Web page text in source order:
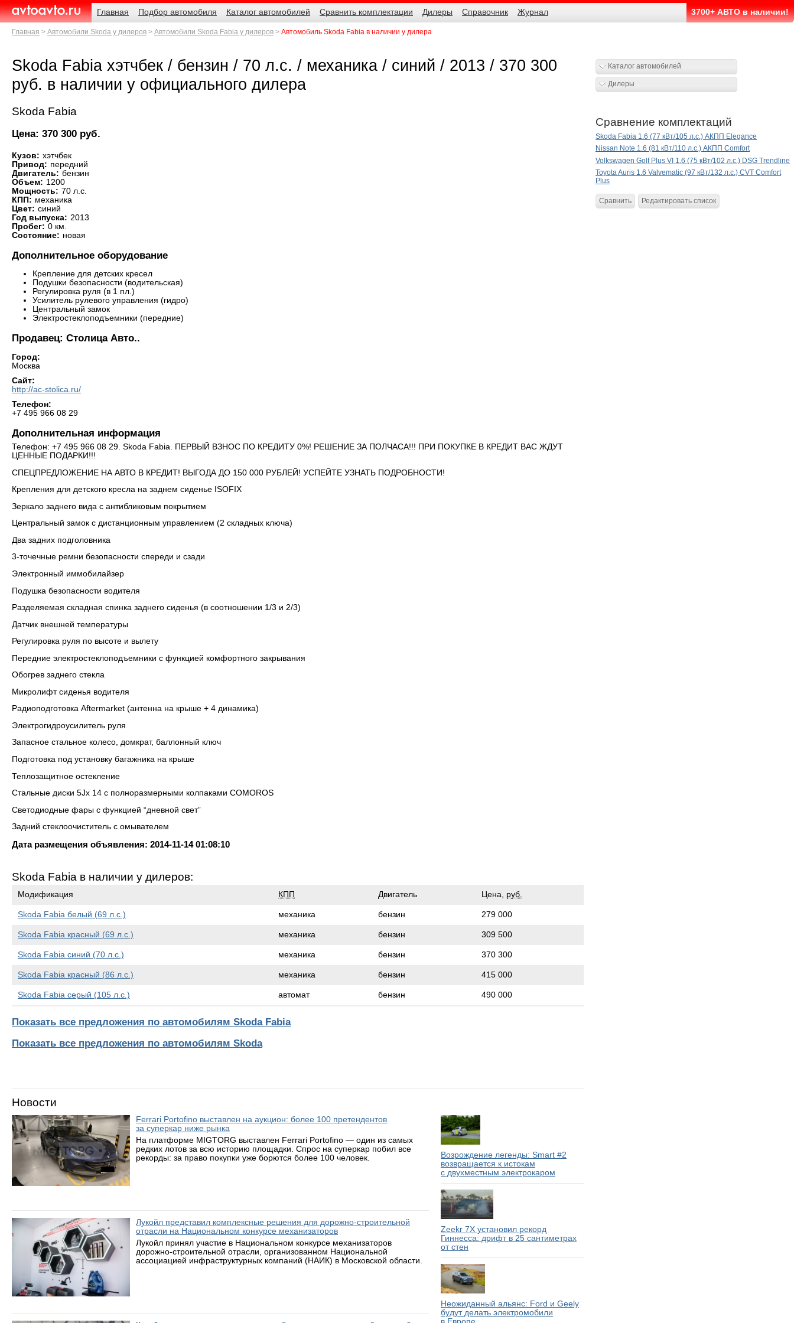
AvtoAvto.ru
Навигация
Главная
Подбор автомобиля Каталог автомобилей Сравнить комплектации Дилеры Справочник Журнал 3700+ АВТО в наличии!
Родительские
страницы
Главная Автомобили Skoda у дилеров Автомобили Skoda Fabia у дилеров Автомобиль Skoda Fabia в наличии у дилера
Skoda Fabia хэтчбек / бензин / 70 л.с. / механика / синий / 2013 / 370 300
руб. в наличии у официального дилера
Skoda Fabia
Цена: 370 300 руб.
Кузов: хэтчбек
Привод: передний
Двигатель: бензин
Объем: 1200
Мощность: 70 л.с.
КПП: механика
Цвет: синий
Год выпуска: 2013
Пробег: 0 км.
Состояние: новая
Дополнительное оборудование
Крепление для детских кресел
Подушки безопасности (водительская)
Регулировка руля (в 1 пл.)
Усилитель рулевого управления (гидро)
Центральный замок
Электростеклоподъемники (передние)
Продавец: Столица Авто..
Город:
Москва
Сайт:
http://ac-stolica.ru/
Телефон:
+7 495 966 08 29
Дополнительная информация
Телефон: +7 495 966 08 29. Skoda Fabia. ПЕРВЫЙ ВЗНОС ПО КРЕДИТУ 0%! РЕШЕНИЕ ЗА ПОЛЧАСА!!! ПРИ ПОКУПКЕ В КРЕДИТ ВАС ЖДУТ
ЦЕННЫЕ ПОДАРКИ!!!
СПЕЦПРЕДЛОЖЕНИЕ НА АВТО В КРЕДИТ! ВЫГОДА ДО 150 000 РУБЛЕЙ! УСПЕЙТЕ УЗНАТЬ ПОДРОБНОСТИ!
Крепления для детского кресла на заднем сиденье ISOFIX
Зеркало заднего вида с антибликовым покрытием
Центральный замок с дистанционным управлением (2 складных ключа)
Два задних подголовника
3-точечные ремни безопасности спереди и сзади
Электронный иммобилайзер
Подушка безопасности водителя
Разделяемая складная спинка заднего сиденья (в соотношении 1/3 и 2/3)
Датчик внешней температуры
Регулировка руля по высоте и вылету
Передние электростеклоподъемники с функцией комфортного закрывания
Обогрев заднего стекла
Микролифт сиденья водителя
Радиоподготовка Aftermarket (антенна на крыше + 4 динамика)
Электрогидроусилитель руля
Запасное стальное колесо, домкрат, баллонный ключ
Подготовка под установку багажника на крыше
Теплозащитное остекление
Стальные диски 5Jx 14 с полноразмерными колпаками COMORОS
Светодиодные фары с функцией “дневной свет”
Задний стеклоочиститель с омывателем
Дата размещения объявления: 2014-11-14 01:08:10
Skoda Fabia в наличии у дилеров:
Модификация КПП Двигатель Цена, руб.
Skoda Fabia белый (69 л.с.) механика бензин 279 000
Skoda Fabia красный (69 л.с.) механика бензин 309 500
Skoda Fabia синий (70 л.с.) механика бензин 370 300
Skoda Fabia красный (86 л.с.) механика бензин 415 000
Skoda Fabia серый (105 л.с.) автомат бензин 490 000
Показать все предложения по автомобилям Skoda Fabia
Показать все предложения по автомобилям Skoda
Новости
Ferrari Portofino выставлен на аукцион: более 100 претендентов
за суперкар ниже рынка
На платформе MIGTORG выставлен Ferrari Portofino — один из самых
редких лотов за всю историю площадки. Спрос на суперкар побил все
рекорды: за право покупки уже борются более 100 человек.
Лукойл представил комплексные решения для дорожно-строительной
отрасли на Национальном конкурсе механизаторов
Лукойл принял участие в Национальном конкурсе механизаторов
дорожно-строительной отрасли, организованном Национальной
ассоциацией инфраструктурных компаний (НАИК) в Московской области.
Возрождение легенды: Smart #2
возвращается к истокам
с двухместным электрокаром
Zeekr 7X установил рекорд
Гиннесса: дрифт в 25 сантиметрах
от стен
Неожиданный альянс: Ford и Geely
будут делать электромобили
Каталог автомобилей
Дилеры
Сравнение комплектаций
Skoda Fabia 1.6 (77 кВт/105 л.с.) АКПП Elegance
Nissan Note 1.6 (81 кВт/110 л.с.) АКПП Comfort
Volkswagen Golf Plus VI 1.6 (75 кВт/102 л.с.) DSG Trendline
Toyota Auris 1.6 Valvematic (97 кВт/132 л.с.) CVT Comfort
Plus
Сравнить Редактировать список